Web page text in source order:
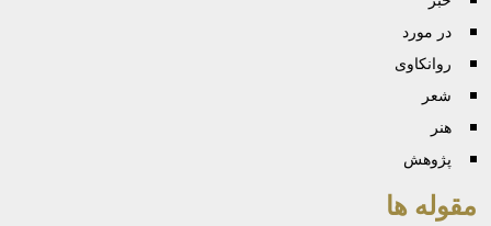
در مورد
روانكاوی
شعر
هنر
پژوهش
مقوله ها